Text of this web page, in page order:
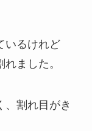
いるけれど
ました。
、割れ目がき